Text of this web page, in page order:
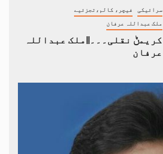
سرائیکی فیچر، کالم،تجزئیے
ملک عبداللہ عرفان
کریمݨ نقلی۔۔۔||ملک عبداللہ
عرفان